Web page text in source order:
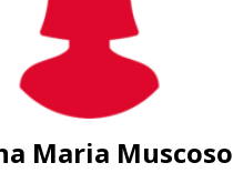
Maria Muscoso